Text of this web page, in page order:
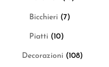
Bicchieri (7)
Piatti (10)
Decorazioni (108)